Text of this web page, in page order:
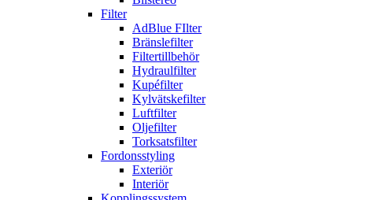
Filter
AdBlue FIlter
Bränslefilter
Filtertillbehör
Hydraulfilter
Kupéfilter
Kylvätskefilter
Luftfilter
Oljefilter
Torksatsfilter
Fordonsstyling
Exteriör
Interiör